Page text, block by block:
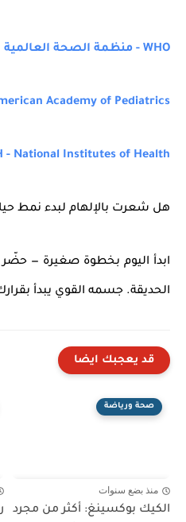
WHO - منظمة الصحة العالمية
Academy of Pediatrics
- National Institutes of Health
هل شعرت بالإلهام لبدء نمط
ابدأ اليوم بخطوة صغيرة — حضّر
الحديقة. جسمه القوي يبدأ
قد يعجبك ايضا
صحة ورياضة
منذ بضع سنوات
الكيك بوكسينغ: أكثر من مجرد